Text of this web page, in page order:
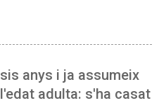
anys i ja assumeix
adulta: s'ha casat